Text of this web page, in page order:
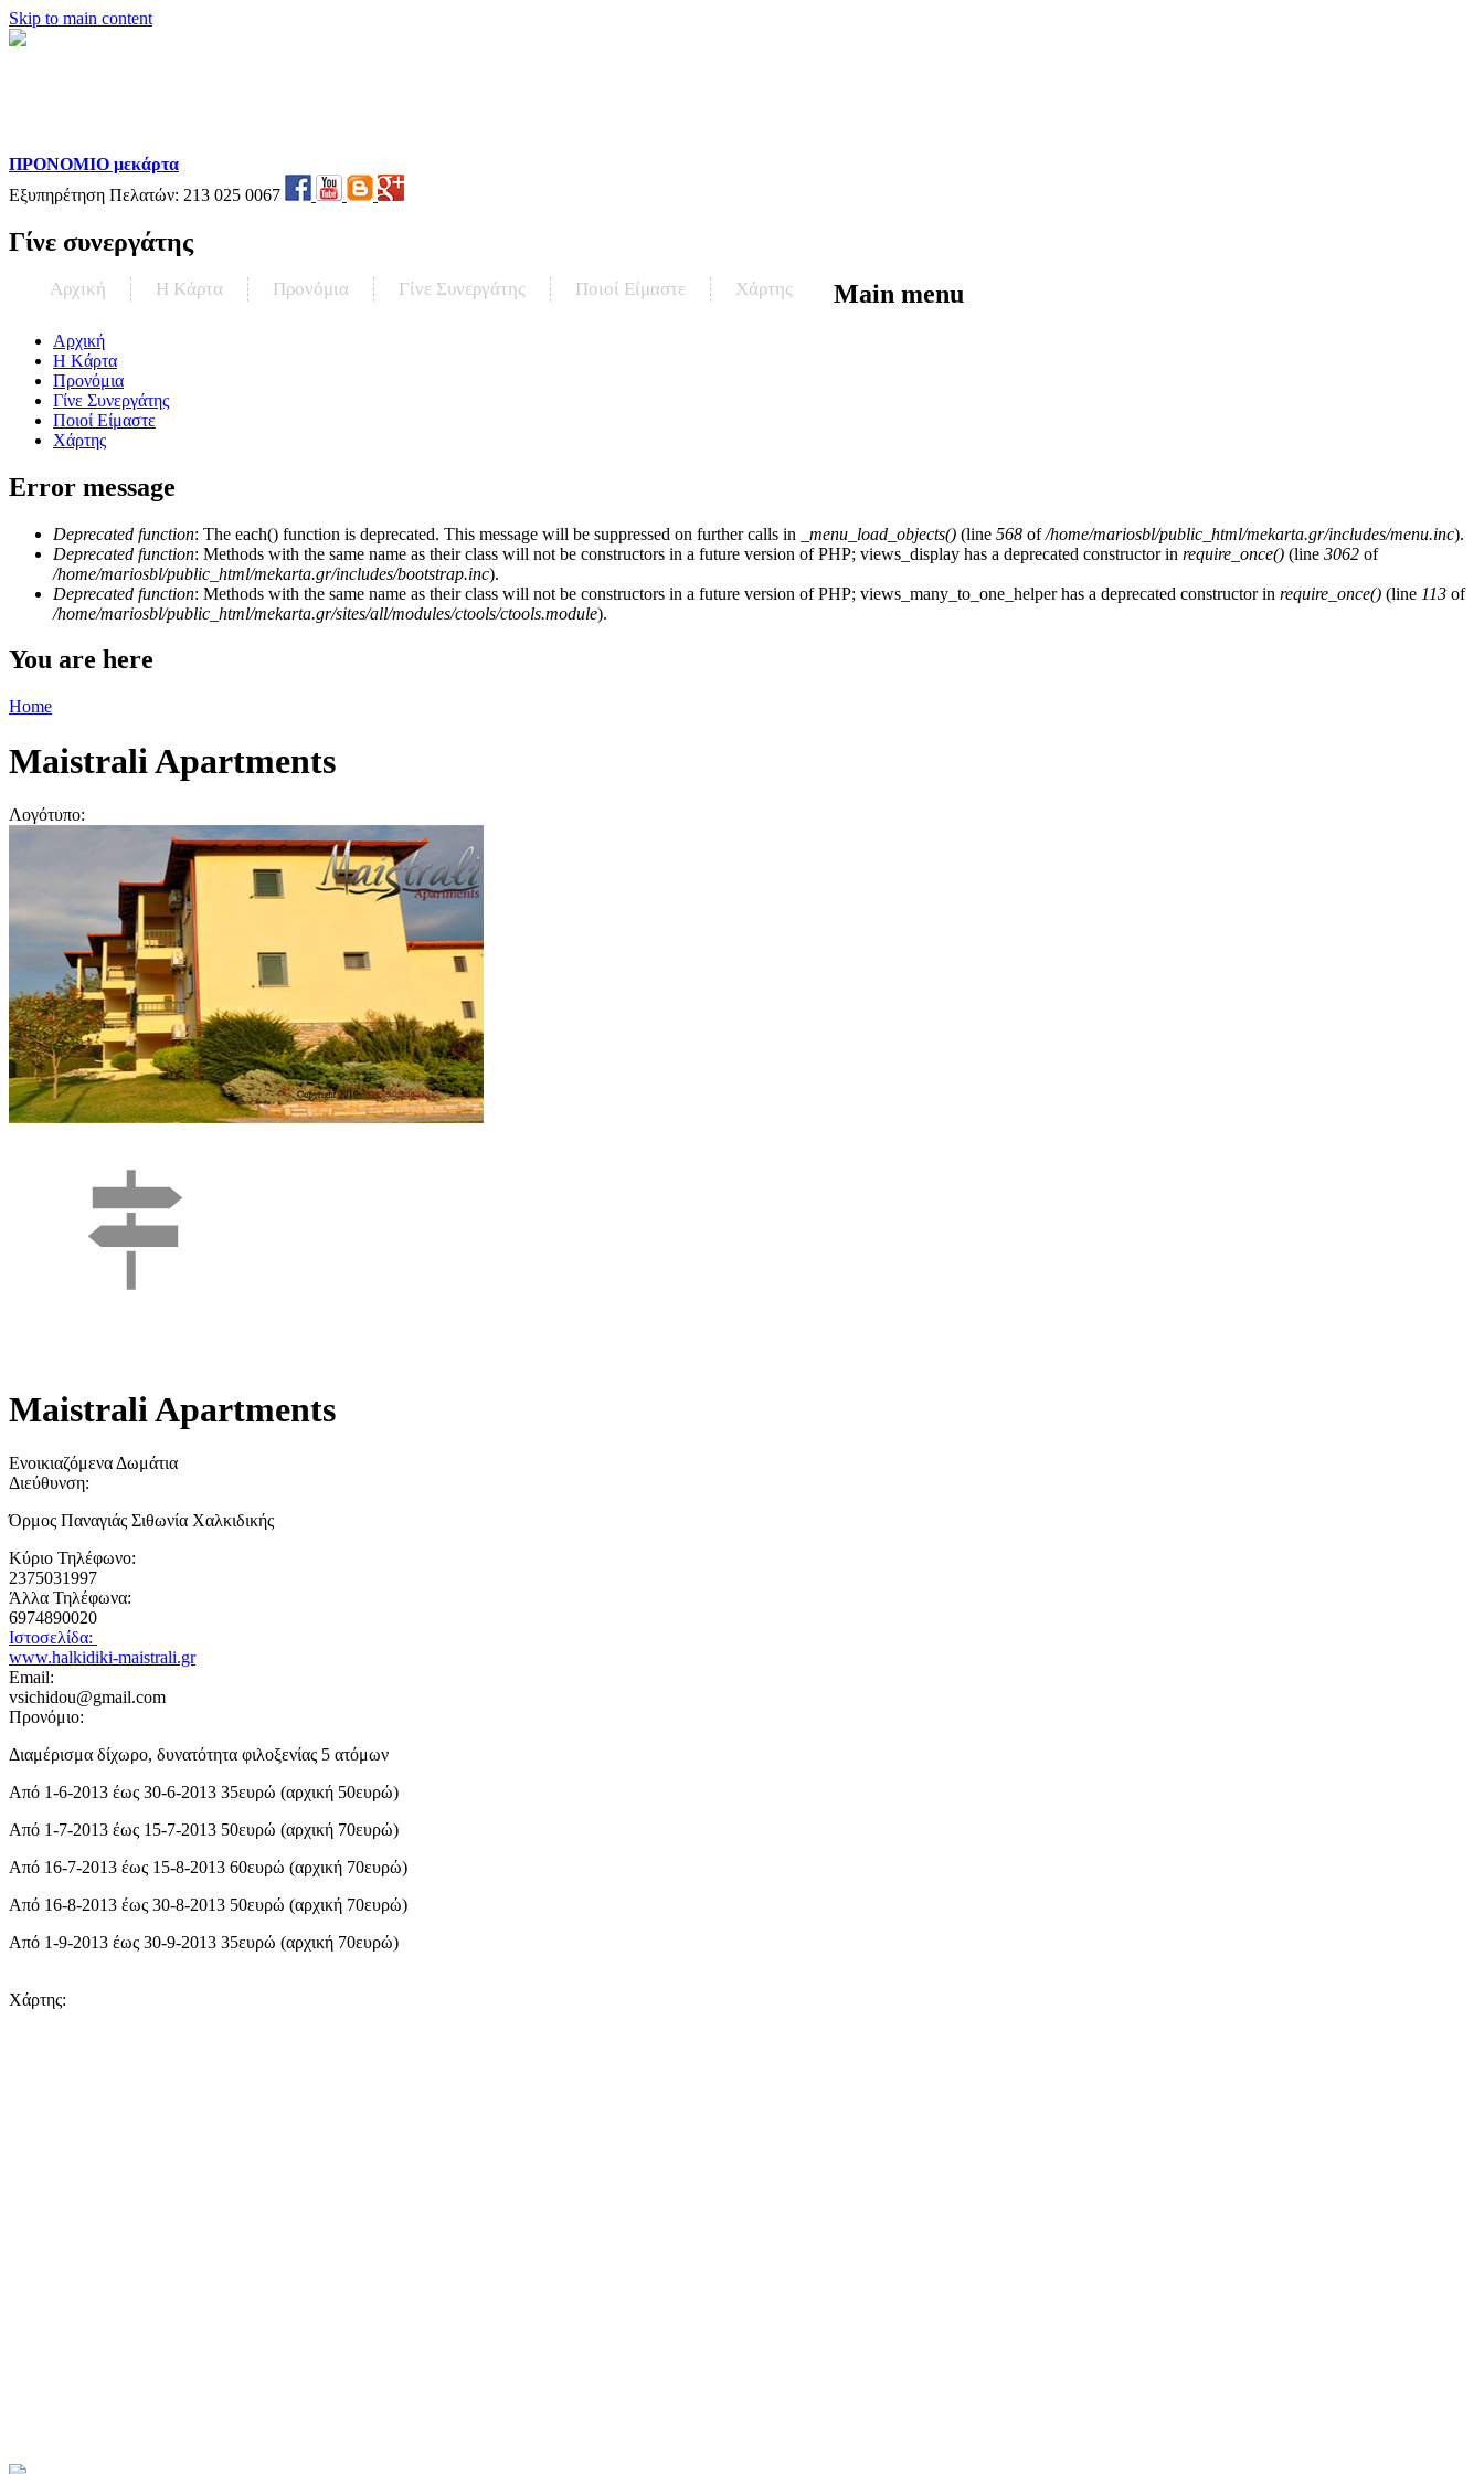
Skip to main content
ΠΡΟΝΟΜΙΟ μεκάρτα
Εξυπηρέτηση Πελατών: 213 025 0067
Γίνε συνεργάτης
Αρχική Η Kάρτα Προνόμια Γίνε Συνεργάτης Ποιοί Είμαστε Χάρτης Main menu
Αρχική
Η Kάρτα
Προνόμια
Γίνε Συνεργάτης
Ποιοί Είμαστε
Χάρτης
Error message
Deprecated function: The each() function is deprecated. This message will be suppressed on further calls in _menu_load_objects() (line 568 of/home/mariosbl/public_html/mekarta.gr/includes/menu.inc).
Deprecated function: Methods with the same name as their class will not be constructors in a future version of PHP; views_display has a deprecated constructor in require_once() (line 3062 of
/home/mariosbl/public_html/mekarta.gr/includes/bootstrap.inc).
Deprecated function: Methods with the same name as their class will not be constructors in a future version of PHP; views_many_to_one_helper has a deprecated constructor in require_once() (line 113 of
/home/mariosbl/public_html/mekarta.gr/sites/all/modules/ctools/ctools.module).
You are here
Home
Maistrali Apartments
Λογότυπο:
Maistrali Apartments
Ενοικιαζόμενα Δωμάτια
Διεύθυνση:
Όρμος Παναγιάς Σιθωνία Χαλκιδικής
Κύριο Τηλέφωνο:
2375031997
Άλλα Τηλέφωνα:
6974890020
Ιστοσελίδα:
www.halkidiki-maistrali.gr
Email:
vsichidou@gmail.com
Προνόμιο:
Διαμέρισμα δίχωρο, δυνατότητα φιλοξενίας 5 ατόμων
Από 1-6-2013 έως 30-6-2013 35ευρώ (αρχική 50ευρώ)
Από 1-7-2013 έως 15-7-2013 50ευρώ (αρχική 70ευρώ)
Από 16-7-2013 έως 15-8-2013 60ευρώ (αρχική 70ευρώ)
Από 16-8-2013 έως 30-8-2013 50ευρώ (αρχική 70ευρώ)
Από 1-9-2013 έως 30-9-2013 35ευρώ (αρχική 70ευρώ)
Χάρτης: